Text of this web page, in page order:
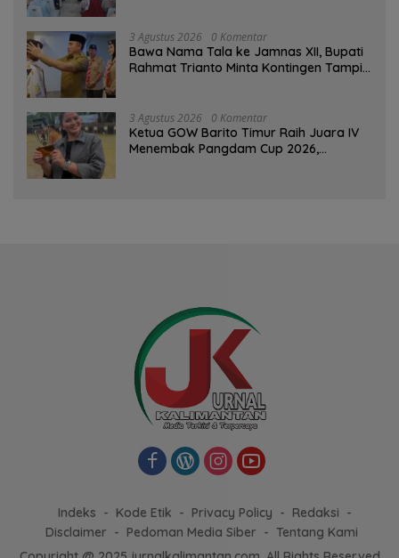
3 Agustus 2026 0 Komentar
Bawa Nama Tala ke Jamnas XII, Bupati
Rahmat Trianto Minta Kontingen Tampil
3 Agustus 2026 0 Komentar
Ketua GOW Barito Timur Raih Juara IV
Menembak Pangdam Cup 2026,
Indeks Kode Etik Privacy Policy
Redaksi
Disclaimer
Pedoman Media Siber
Tentang Kami